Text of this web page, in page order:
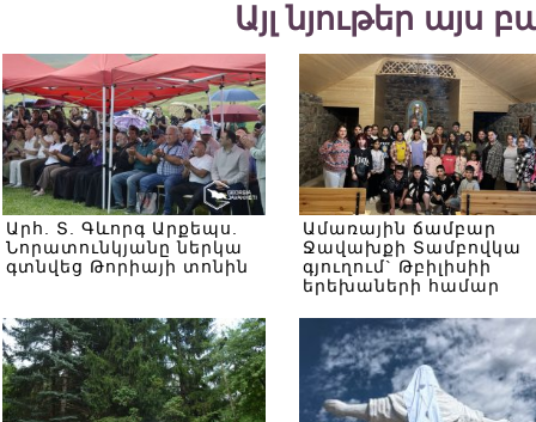
Այլ նյութեր այս
Արհ. Տ. Գևորգ Արքեպս.
Նորատունկյանը ներկա
գտնվեց Թորիայի տոնին
Ամառային ճամբար
Ջավախքի Տամբովկա
գյուղում` Թբիլիսիի
երեխաների համար